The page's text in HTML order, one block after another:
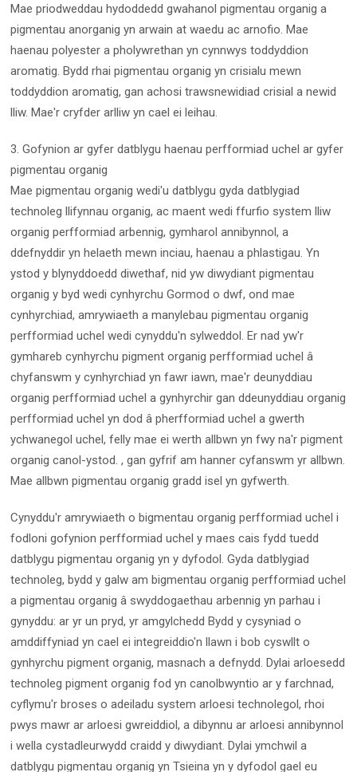
Mae priodweddau hydoddedd gwahanol pigmentau organig a
pigmentau anorganig yn arwain at waedu ac arnofio. Mae
haenau polyester a pholywrethan yn cynnwys toddyddion
aromatig. Bydd rhai pigmentau organig yn crisialu mewn
toddyddion aromatig, gan achosi trawsnewidiad crisial a newid
lliw. Mae'r cryfder arlliw yn cael ei leihau.
3. Gofynion ar gyfer datblygu haenau perfformiad uchel ar gyfer
pigmentau organig
Mae pigmentau organig wedi'u datblygu gyda datblygiad
technoleg llifynnau organig, ac maent wedi ffurfio system lliw
organig perfformiad arbennig, gymharol annibynnol, a
ddefnyddir yn helaeth mewn inciau, haenau a phlastigau. Yn
ystod y blynyddoedd diwethaf, nid yw diwydiant pigmentau
organig y byd wedi cynhyrchu Gormod o dwf, ond mae
cynhyrchiad, amrywiaeth a manylebau pigmentau organig
perfformiad uchel wedi cynyddu'n sylweddol. Er nad yw'r
gymhareb cynhyrchu pigment organig perfformiad uchel â
chyfanswm y cynhyrchiad yn fawr iawn, mae'r deunyddiau
organig perfformiad uchel a gynhyrchir gan ddeunyddiau organig
perfformiad uchel yn dod â pherfformiad uchel a gwerth
ychwanegol uchel, felly mae ei werth allbwn yn fwy na'r pigment
organig canol-ystod. , gan gyfrif am hanner cyfanswm yr allbwn.
Mae allbwn pigmentau organig gradd isel yn gyfwerth.
Cynyddu'r amrywiaeth o bigmentau organig perfformiad uchel i
fodloni gofynion perfformiad uchel y maes cais fydd tuedd
datblygu pigmentau organig yn y dyfodol. Gyda datblygiad
technoleg, bydd y galw am bigmentau organig perfformiad uchel
a pigmentau organig â swyddogaethau arbennig yn parhau i
gynyddu: ar yr un pryd, yr amgylchedd Bydd y cysyniad o
amddiffyniad yn cael ei integreiddio'n llawn i bob cyswllt o
gynhyrchu pigment organig, masnach a defnydd. Dylai arloesedd
technoleg pigment organig fod yn canolbwyntio ar y farchnad,
cyflymu'r broses o adeiladu system arloesi technolegol, rhoi
pwys mawr ar arloesi gwreiddiol, a dibynnu ar arloesi annibynnol
i wella cystadleurwydd craidd y diwydiant. Dylai ymchwil a
datblygu pigmentau organig yn Tsieina yn y dyfodol gael eu